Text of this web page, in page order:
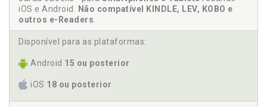
Crise. Família está em crise?, p. 31
D
Decisões judiciais, p. 203
Direito de Família. Constituição Federal de 1988
como baliza para o "novo" Direito de Família, p. 48
iOS e Android. Não compatível KINDLE, LEV, KOBO e
outros e-Readers.
Disponível para as plataformas:
Android 15 ou posterior
iOS 18 ou posterior